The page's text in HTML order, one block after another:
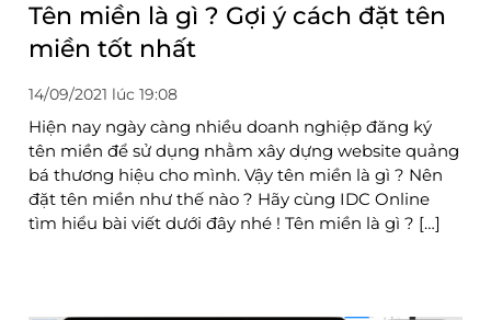
Tên miền là gì ? Gợi ý cách đặt tên
miền tốt nhất
14/09/2021 lúc 19:08
Hiện nay ngày càng nhiều doanh nghiệp đăng ký
tên miền để sử dụng nhằm xây dựng website quảng
bá thương hiệu cho mình. Vậy tên miền là gì ? Nên
đặt tên miền như thế nào ? Hãy cùng IDC Online
tìm hiểu bài viết dưới đây nhé ! Tên miền là gì ? […]